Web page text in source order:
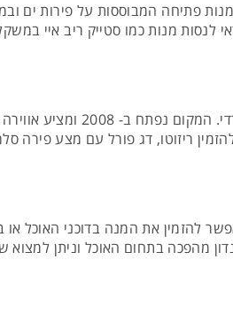
המבוססות על פירות ים
במשקל 400 גרם או סטייק שאטובריאן. מחירים:
טאפאס בר מומלץ המציע שילוב
ריזוטו, דג פורל עם מצע פירה
להזמין את המנה בדוכני האוכל
מהפכה בתחום האוכל וניתן למצוא